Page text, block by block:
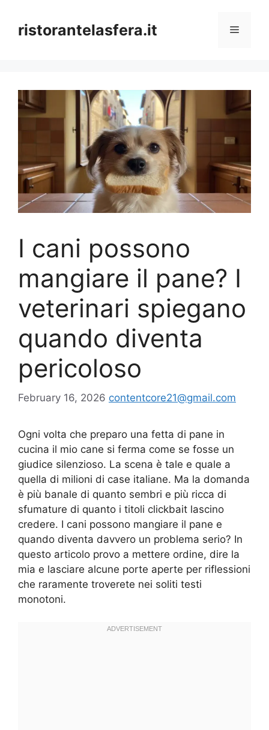
contentristorantelasfera.it Menu
I cani possono
mangiare il pane? I
veterinari spiegano
quando diventa
pericoloso
February 16, 2026 contentcore21@gmail.com
Ogni volta che preparo una fetta di pane in
cucina il mio cane si ferma come se fosse un
giudice silenzioso. La scena è tale e quale a
quella di milioni di case italiane. Ma la domanda
è più banale di quanto sembri e più ricca di
sfumature di quanto i titoli clickbait lascino
credere. I cani possono mangiare il pane e
quando diventa davvero un problema serio? In
questo articolo provo a mettere ordine, dire la
mia e lasciare alcune porte aperte per riflessioni
che raramente troverete nei soliti testi
monotoni.